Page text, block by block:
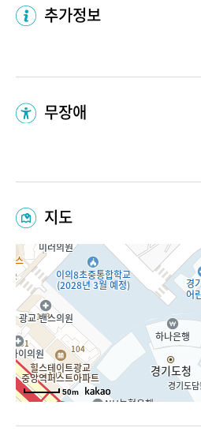
추가정보
무장애
지도
50m